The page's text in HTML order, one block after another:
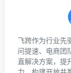
飞跨作为行业先
问提速、电商团
直解决方案，提